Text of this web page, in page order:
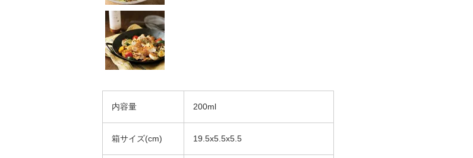
内容量 200ml
箱サイズ(cm) 19.5x5.5x5.5